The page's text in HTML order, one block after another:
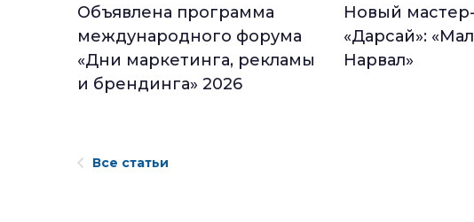
Объявлена программа
международного форума
«Дни маркетинга, рекламы
и брендинга» 2026
Новый
«Дарсай»:
Нарвал»
Все статьи